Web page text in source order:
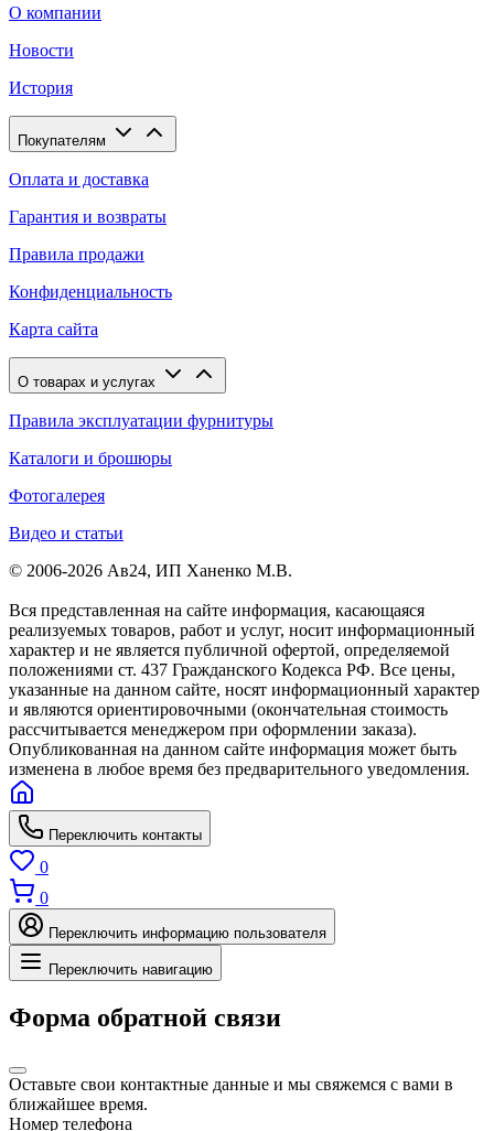
О компании
Новости
История
Покупателям
Оплата и доставка
Гарантия и возвраты
Правила продажи
Конфиденциальность
Карта сайта
О товарах и услугах
Правила эксплуатации фурнитуры
Каталоги и брошюры
Фотогалерея
Видео и статьи
© 2006-2026 Ав24, ИП Ханенко М.В.
Вся представленная на сайте информация, касающаяся
реализуемых товаров, работ и услуг, носит информационный
характер и не является публичной офертой, определяемой
положениями ст. 437 Гражданского Кодекса РФ. Все цены,
указанные на данном сайте, носят информационный характер
и являются ориентировочными (окончательная стоимость
рассчитывается менеджером при оформлении заказа).
Опубликованная на данном сайте информация может быть
изменена в любое время без предварительного уведомления.
Переключить контакты
0
0
Переключить информацию пользователя
Переключить навигацию
Форма обратной связи
Оставьте свои контактные данные и мы свяжемся с вами в
ближайшее время.
Номер телефона